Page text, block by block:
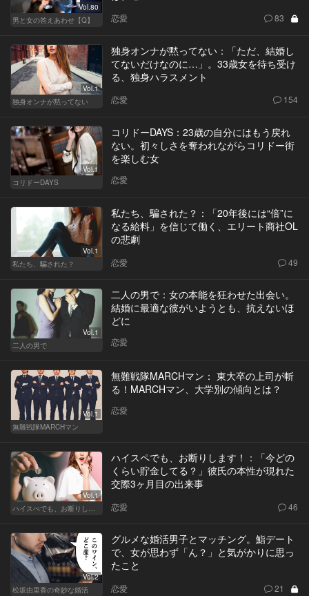
Vol.80
男と女の答えあわせ【Q】
恋愛 83
Vol.1
独身オンナが黙ってない
独身オンナが黙ってない：「ただ、結婚し
てないだけなのに…」。33歳女を待ち受け
る、独身ハラスメント
恋愛 154
Vol.1
コリドーDAYS
コリドーDAYS：23歳の自分にはもう戻れ
ない。初々しさを奪われながらコリドー街
を楽しむ女
恋愛
Vol.1
私たち、騙された？
私たち、騙された？：「20年後には“倍”に
なる給料」を信じて働く、エリート商社OL
の悲劇
恋愛 49
Vol.1
二人の男で
二人の男で：女の本能を狂わせた出会い。
結婚に最適な彼がいようとも、抗えないほ
どに
恋愛
Vol.1
無難戦隊MARCHマン
無難戦隊MARCHマン： 東大卒の上司が斬
る！MARCHマン、大学別の傾向とは？
恋愛
Vol.1
ハイスぺでも、お断りします！
ハイスペでも、お断りします！：「今どの
くらい貯金してる？」彼氏の本性が現れた
交際3ヶ月目の出来事
恋愛 46
Vol.2
松坂由里香の奇妙な婚活
グルメな婚活男子とマッチング。鮨デート
で、女が思わず「ん？」と気がかりに思っ
たこと
恋愛 21